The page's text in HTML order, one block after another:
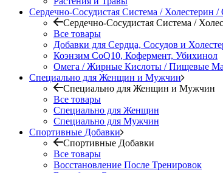
Сердечно-Сосудистая Система /
Сердечно-Сосудистая Система /
Все товары
Добавки для Сердца, Сосудов и
Коэнзим CoQ10, Кофермент, Убихинол
Омега / Жирные Кислоты / Пищевые
Специально для Женщин и Мужчин
Специально для Женщин и Мужчин
Все товары
Специально для Женщин
Специально для Мужчин
Спортивные Добавки
Спортивные Добавки
Все товары
Восстановление После Тренировок